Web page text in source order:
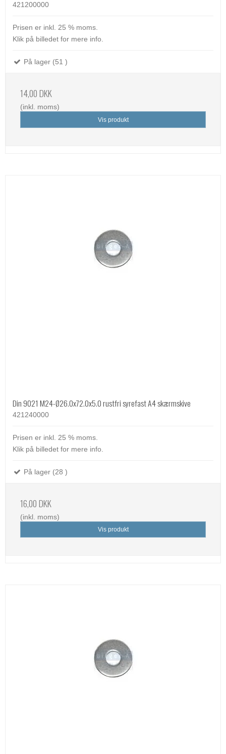
421200000
Prisen er inkl. 25 % moms.
Klik på billedet for mere info.
På lager (51 )
14,00 DKK
(inkl. moms)
Vis produkt
Din 9021 M24-Ø26.0x72.0x5.0 rustfri syrefast A4 skærmskive
421240000
Prisen er inkl. 25 % moms.
Klik på billedet for mere info.
På lager (28 )
16,00 DKK
(inkl. moms)
Vis produkt